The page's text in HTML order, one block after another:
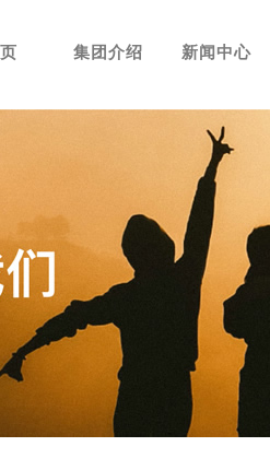
集团介绍 新闻中心